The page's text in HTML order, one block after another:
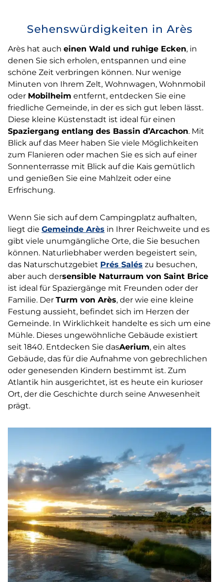
Sehenswürdigkeiten in Arès
Arès hat auch einen Wald und ruhige Ecken, in
denen Sie sich erholen, entspannen und eine
schöne Zeit verbringen können. Nur wenige
Minuten von Ihrem Zelt, Wohnwagen, Wohnmobil
oder Mobilheim entfernt, entdecken Sie eine
friedliche Gemeinde, in der es sich gut leben lässt.
Diese kleine Küstenstadt ist ideal für einen
Spaziergang entlang des Bassin d’Arcachon. Mit
Blick auf das Meer haben Sie viele Möglichkeiten
zum Flanieren oder machen Sie es sich auf einer
Sonnenterrasse mit Blick auf die Kais gemütlich
und genießen Sie eine Mahlzeit oder eine
Erfrischung.
Wenn Sie sich auf dem Campingplatz aufhalten,
liegt die Gemeinde Arès in Ihrer Reichweite und es
gibt viele unumgängliche Orte, die Sie besuchen
können. Naturliebhaber werden begeistert sein,
das Naturschutzgebiet Prés Salés zu besuchen,
aber auch dersensible Naturraum von Saint Brice
ist ideal für Spaziergänge mit Freunden oder der
Familie. Der Turm von Arès, der wie eine kleine
Festung aussieht, befindet sich im Herzen der
Gemeinde. In Wirklichkeit handelte es sich um eine
Mühle. Dieses ungewöhnliche Gebäude existiert
seit 1840. Entdecken Sie dasAerium, ein altes
Gebäude, das für die Aufnahme von gebrechlichen
oder genesenden Kindern bestimmt ist. Zum
Atlantik hin ausgerichtet, ist es heute ein kurioser
Ort, der die Geschichte durch seine Anwesenheit
prägt.